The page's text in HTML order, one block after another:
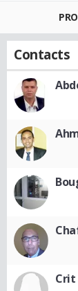
Contacts
Crit